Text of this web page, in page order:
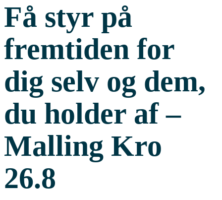
Få styr på
fremtiden for
dig selv og dem,
du holder af –
Malling Kro
26.8